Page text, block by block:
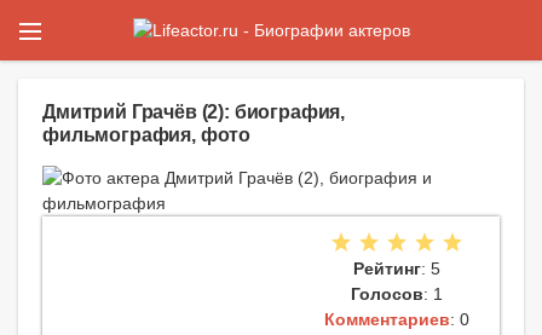
Дмитрий Грачёв (2): биография,
фильмография, фото
Рейтинг: 5
Голосов: 1
Комментариев: 0